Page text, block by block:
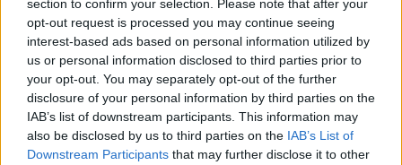
section to confirm your selection. Please note that after your
opt-out request is processed you may continue seeing
interest-based ads based on personal information utilized by
us or personal information disclosed to third parties prior to
your opt-out. You may separately opt-out of the further
disclosure of your personal information by third parties on the
IAB’s list of downstream participants. This information may
also be disclosed by us to third parties on the IAB’s List of
Downstream Participants that may further disclose it to other